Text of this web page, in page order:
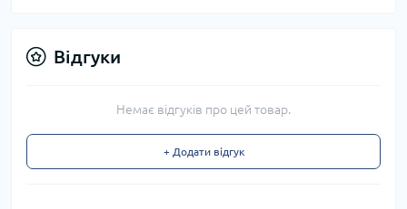
Відгуки
Немає відгуків про цей товар.
+ Додати відгук